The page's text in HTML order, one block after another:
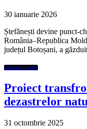
30 ianuarie 2026
Ștefănești devine punct-
România–Republica
județul Botoșani, a
Administratie
Proiect
dezastrelor
31 octombrie 2025